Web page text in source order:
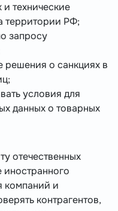
и технические
территории РФ;
запросу
решения о санкциях в
условия для
данных о товарных
отечественных
компаний и
контрагентов,